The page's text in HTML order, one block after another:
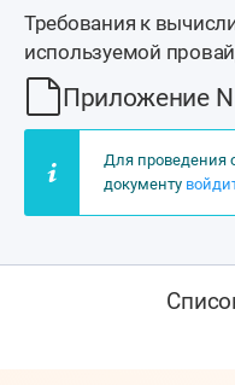
Требования к
используемой
Приложение
Для проведения
документу